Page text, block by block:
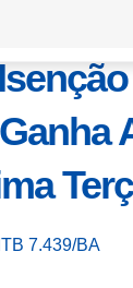
Vai
7.439/BA